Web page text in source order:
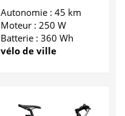
Autonomie : 45 km
Moteur : 250 W
Batterie : 360 Wh
vélo de ville